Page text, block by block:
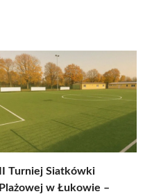
II Turniej Siatkówki
Plażowej w Łukowie –